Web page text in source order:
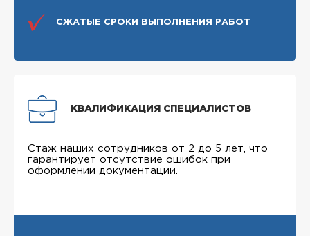
СЖАТЫЕ СРОКИ ВЫПОЛНЕНИЯ РАБОТ
КВАЛИФИКАЦИЯ СПЕЦИАЛИСТОВ
Стаж наших сотрудников от 2 до 5 лет, что
гарантирует отсутствие ошибок при
оформлении документации.